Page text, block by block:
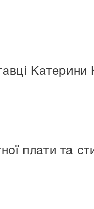
Катерини
плати та